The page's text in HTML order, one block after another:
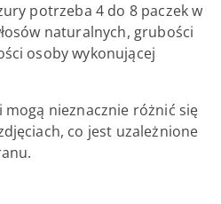
potrzeba 4 do 8 paczek w
naturalnych, grubości
osoby wykonującej
nieznacznie różnić się
co jest uzależnione